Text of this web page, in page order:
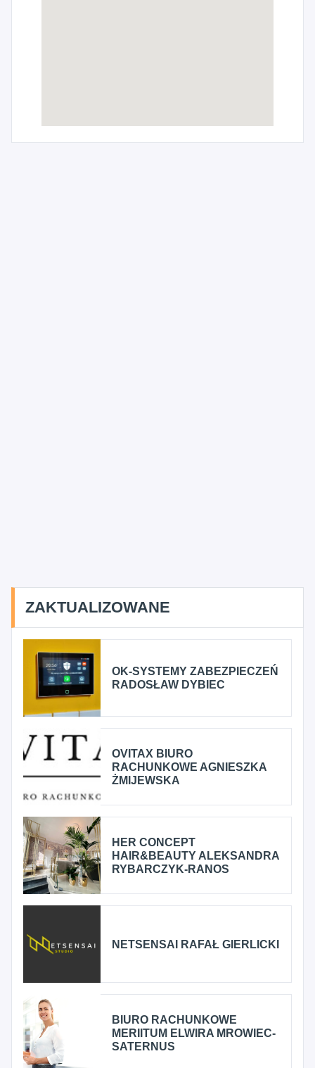
ZAKTUALIZOWANE
OK-SYSTEMY ZABEZPIECZEŃ
RADOSŁAW DYBIEC
OVITAX BIURO
RACHUNKOWE AGNIESZKA
ŻMIJEWSKA
HER CONCEPT
HAIR&BEAUTY ALEKSANDRA
RYBARCZYK-RANOS
NETSENSAI RAFAŁ GIERLICKI
BIURO RACHUNKOWE
MERIITUM ELWIRA MROWIEC-
SATERNUS